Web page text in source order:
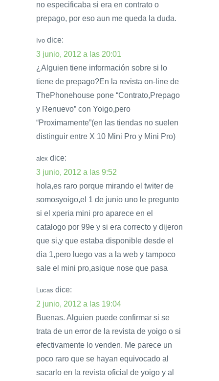
no especificaba si era en contrato o
prepago, por eso aun me queda la duda.
Ivo dice:
3 junio, 2012 a las 20:01
¿Alguien tiene información sobre si lo
tiene de prepago?En la revista on-line de
ThePhonehouse pone “Contrato,Prepago
y Renuevo” con Yoigo,pero
“Proximamente”(en las tiendas no suelen
distinguir entre X 10 Mini Pro y Mini Pro)
alex dice:
3 junio, 2012 a las 9:52
hola,es raro porque mirando el twiter de
somosyoigo,el 1 de junio uno le pregunto
si el xperia mini pro aparece en el
catalogo por 99e y si era correcto y dijeron
que si,y que estaba disponible desde el
dia 1,pero luego vas a la web y tampoco
sale el mini pro,asique nose que pasa
Lucas dice:
2 junio, 2012 a las 19:04
Buenas. Alguien puede confirmar si se
trata de un error de la revista de yoigo o si
efectivamente lo venden. Me parece un
poco raro que se hayan equivocado al
sacarlo en la revista oficial de yoigo y al